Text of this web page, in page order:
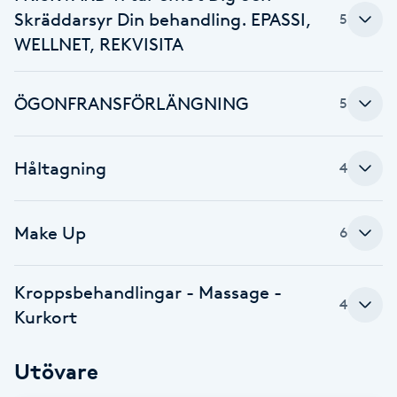
Föning
G
Gelenaglar
Gellack med förstärkning
Gravidmassage
Skräddarsyr Din behandling. EPASSI,
WELLNET, REKVISITA
5
ÖGONFRANSFÖRLÄNGNING 5
Håltagning 4
Make Up 6
Kroppsbehandlingar - Massage -
Kurkort
4
Utövare